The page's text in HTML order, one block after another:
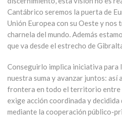
Cantábrico seremos la puerta de
Unión Europea con su Oeste y nos
charnela del mundo. Además
que va desde el estrecho de
Conseguirlo implica iniciativa para
nuestra suma y avanzar juntos: así
frontera en todo el territorio entre
exige acción coordinada y decidida
mediante la cooperación público-